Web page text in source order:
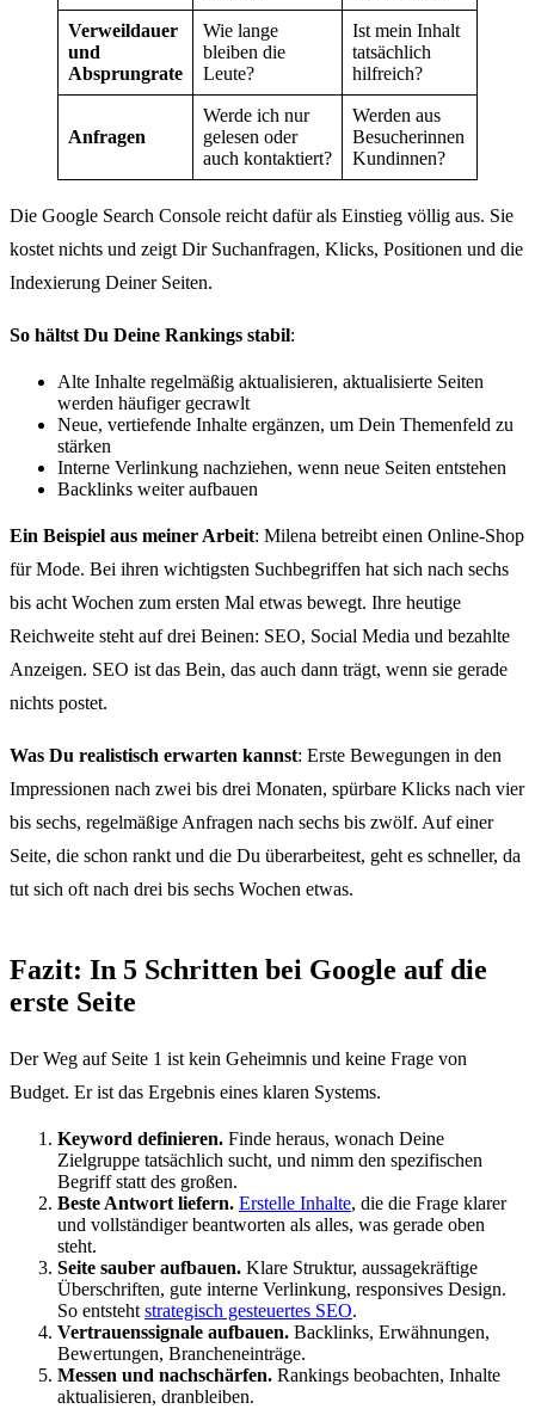
Verweildauer
und
Absprungrate
Wie lange
bleiben die
Leute?
Ist mein Inhalt
tatsächlich
hilfreich?
Anfragen
Werde ich nur
gelesen oder
auch kontaktiert?
Werden aus
Besucherinnen
Kundinnen?
Die Google Search Console reicht dafür als Einstieg völlig aus. Sie
kostet nichts und zeigt Dir Suchanfragen, Klicks, Positionen und die
Indexierung Deiner Seiten.
So hältst Du Deine Rankings stabil:
Alte Inhalte regelmäßig aktualisieren, aktualisierte Seiten
werden häufiger gecrawlt
Neue, vertiefende Inhalte ergänzen, um Dein Themenfeld zu
stärken
Interne Verlinkung nachziehen, wenn neue Seiten entstehen
Backlinks weiter aufbauen
Ein Beispiel aus meiner Arbeit: Milena betreibt einen Online-Shop
für Mode. Bei ihren wichtigsten Suchbegriffen hat sich nach sechs
bis acht Wochen zum ersten Mal etwas bewegt. Ihre heutige
Reichweite steht auf drei Beinen: SEO, Social Media und bezahlte
Anzeigen. SEO ist das Bein, das auch dann trägt, wenn sie gerade
nichts postet.
Was Du realistisch erwarten kannst: Erste Bewegungen in den
Impressionen nach zwei bis drei Monaten, spürbare Klicks nach vier
bis sechs, regelmäßige Anfragen nach sechs bis zwölf. Auf einer
Seite, die schon rankt und die Du überarbeitest, geht es schneller, da
tut sich oft nach drei bis sechs Wochen etwas.
Fazit: In 5 Schritten bei Google auf die
erste Seite
Der Weg auf Seite 1 ist kein Geheimnis und keine Frage von
Budget. Er ist das Ergebnis eines klaren Systems.
Keyword definieren. Finde heraus, wonach Deine
Zielgruppe tatsächlich sucht, und nimm den spezifischen
Begriff statt des großen.
Beste Antwort liefern. Erstelle Inhalte, die die Frage klarer
und vollständiger beantworten als alles, was gerade oben
steht.
Seite sauber aufbauen. Klare Struktur, aussagekräftige
Überschriften, gute interne Verlinkung, responsives Design.
So entsteht strategisch gesteuertes SEO.
Vertrauenssignale aufbauen. Backlinks, Erwähnungen,
Bewertungen, Brancheneinträge.
Messen und nachschärfen. Rankings beobachten, Inhalte
aktualisieren, dranbleiben.